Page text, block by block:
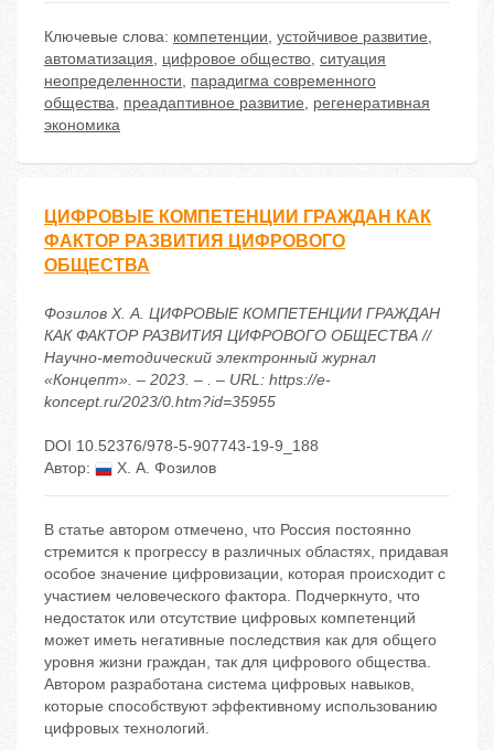
Ключевые слова: компетенции, устойчивое развитие,
автоматизация, цифровое общество, ситуация
неопределенности, парадигма современного
общества, преадаптивное развитие, регенеративная
экономика
ЦИФРОВЫЕ КОМПЕТЕНЦИИ ГРАЖДАН КАК
ФАКТОР РАЗВИТИЯ ЦИФРОВОГО
ОБЩЕСТВА
Фозилов Х. А. ЦИФРОВЫЕ КОМПЕТЕНЦИИ ГРАЖДАН
КАК ФАКТОР РАЗВИТИЯ ЦИФРОВОГО ОБЩЕСТВА //
Научно-методический электронный журнал
«Концепт». – 2023. – . – URL: https://e-
koncept.ru/2023/0.htm?id=35955
DOI 10.52376/978-5-907743-19-9_188
Автор:
Х. А. Фозилов
В статье автором отмечено, что Россия постоянно
стремится к прогрессу в различных областях, придавая
особое значение цифровизации, которая происходит с
участием человеческого фактора. Подчеркнуто, что
недостаток или отсутствие цифровых компетенций
может иметь негативные последствия как для общего
уровня жизни граждан, так для цифрового общества.
Автором разработана система цифровых навыков,
которые способствуют эффективному использованию
цифровых технологий.